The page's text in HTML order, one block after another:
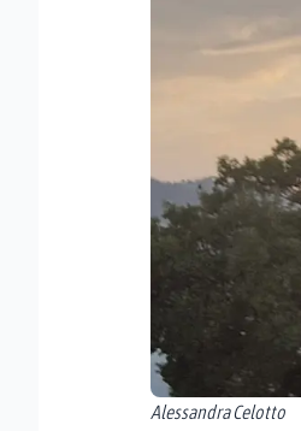
Alessandra Celotto